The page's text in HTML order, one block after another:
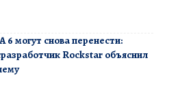
6 могут снова перенести:
Rockstar объяснил